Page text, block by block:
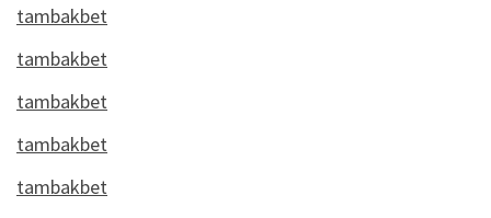
tambakbet
tambakbet
tambakbet
tambakbet
tambakbet